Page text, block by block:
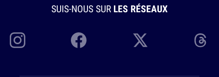
SUIS-NOUS SUR LES RÉSEAUX